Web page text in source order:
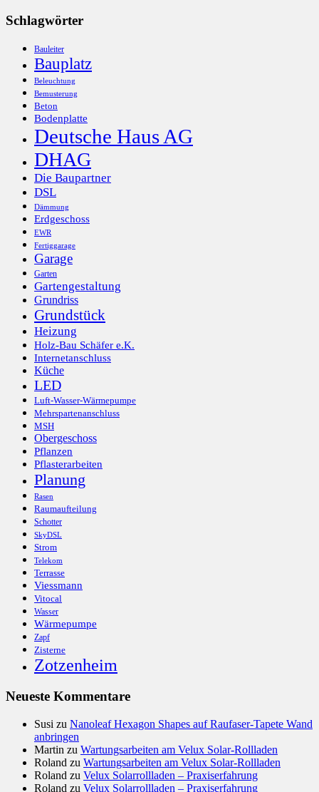
Schlagwörter
Bauleiter
Bauplatz
Beleuchtung
Bemusterung
Beton
Bodenplatte
Deutsche Haus AG
DHAG
Die Baupartner
DSL
Dämmung
Erdgeschoss
EWR
Fertiggarage
Garage
Garten
Gartengestaltung
Grundriss
Grundstück
Heizung
Holz-Bau Schäfer e.K.
Internetanschluss
Küche
LED
Luft-Wasser-Wärmepumpe
Mehrspartenanschluss
MSH
Obergeschoss
Pflanzen
Pflasterarbeiten
Planung
Rasen
Raumaufteilung
Schotter
SkyDSL
Strom
Telekom
Terrasse
Viessmann
Vitocal
Wasser
Wärmepumpe
Zapf
Zisterne
Zotzenheim
Neueste Kommentare
Susi zu Nanoleaf Hexagon Shapes auf Raufaser-Tapete Wand
anbringen
Martin zu Wartungsarbeiten am Velux Solar-Rollladen
Roland zu Wartungsarbeiten am Velux Solar-Rollladen
Roland zu Velux Solarrollladen – Praxiserfahrung
Roland zu Velux Solarrollladen – Praxiserfahrung